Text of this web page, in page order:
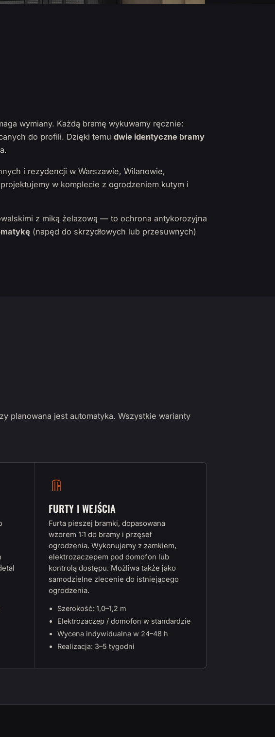
wymiany. Każdą bramę wykuwamy ręcznie:
do profili. Dzięki temu dwie identyczne bramy
i rezydencji w Warszawie, Wilanowie,
w komplecie z ogrodzeniem kutym i
z miką żelazową — to ochrona antykorozyjna
(napęd do skrzydłowych lub przesuwnych)
planowana jest automatyka. Wszystkie warianty
FURTY I WEJŚCIA
Furta pieszej bramki, dopasowana
wzorem 1:1 do bramy i przęseł
ogrodzenia. Wykonujemy z zamkiem,
elektrozaczepem pod domofon lub
kontrolą dostępu. Możliwa także jako
samodzielne zlecenie do istniejącego
ogrodzenia.
Szerokość: 1,0–1,2 m
Elektrozaczep / domofon w standardzie
Wycena indywidualna w 24–48 h
Realizacja: 3–5 tygodni